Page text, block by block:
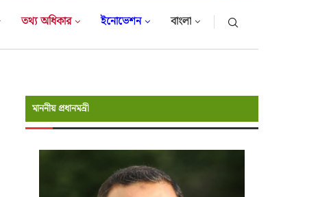
তথ্য অধিকার ইনোভেশন বাংলা
মাননীয় প্রধানমন্রী